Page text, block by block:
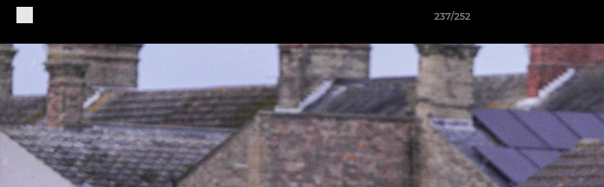
237/252